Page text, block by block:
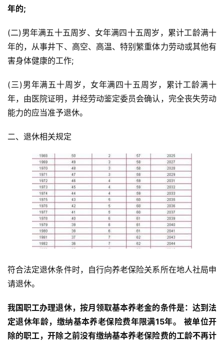
年的;
(二)男年满五十五周岁、女年满四十五周岁，累计工龄满十
年的，从事井下、高空、高温、特别繁重体力劳动或其他有
害身体健康的工作;
(三)男年满五十周岁，女年满四十五周岁，累计工龄满十
年，由医院证明，并经劳动鉴定委员会确认，完全丧失劳动
能力的应当准予退休。
二、退休相关规定
符合法定退休条件时，自行向养老保险关系所在地人社局申
请退休。
我国职工办理退休，按月领取基本养老金的条件是：达到法
定退休年龄，缴纳基本养老保险费年限满15年。
被单位开
除的职工，开除之前没有缴纳基本养老保险费的工龄不再计